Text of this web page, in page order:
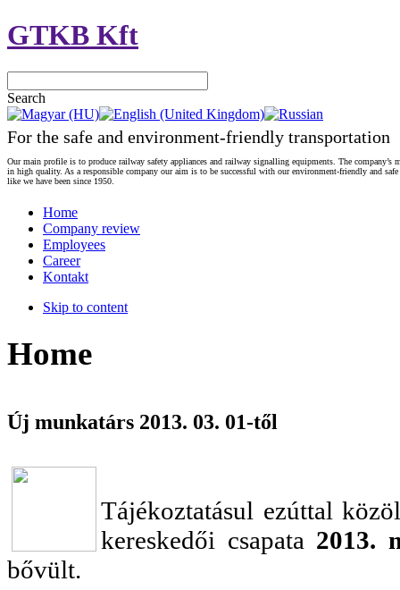
GTKB Kft
Search
For the safe and environment-friendly transportation
Our main profile is to produce railway safety appliances and railway signalling equipments. The company’s
in high quality. As a responsible company our aim is to be successful with our environment-friendly and
like we have been since 1950.
Home
Company review
Employees
Career
Kontakt
Skip to content
Home
Új munkatárs 2013. 03. 01-től
Tájékoztatásul ezúttal
kereskedői csapata 2013.
bővült.